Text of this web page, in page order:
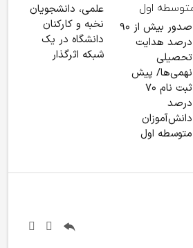
صدور بیش از ۹۰
درصد هدایت
تحصیلی
نهمی‌ها/ پیش
ثبت نام ۷۰
درصد
دانش‌آموزان
متوسطه اول
علمی، دانشجویان
نخبه و کارکنان
دانشگاه در یک
شبکه‌ اثرگذار